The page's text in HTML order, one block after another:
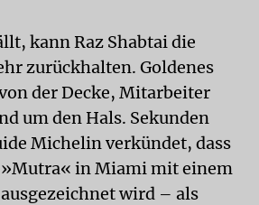
kann Raz Shabtai die
zurückhalten. Goldenes
der Decke, Mitarbeiter
um den Hals. Sekunden
Michelin verkündet, dass
»Mutra« in Miami mit einem
wird – als